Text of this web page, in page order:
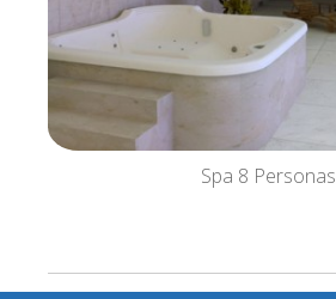
Spa 8 Personas